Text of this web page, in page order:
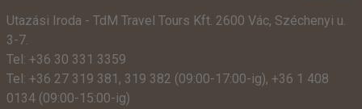
Utazási Iroda - TdM Travel Tours Kft. 2600 Vác, Széchenyi u.
3-7.
Tel: +36 30 331 3359
Tel: +36 27 319 381 , 319 382 (09:00-17:00-ig), +36 1 408
0134 (09:00-15:00-ig)